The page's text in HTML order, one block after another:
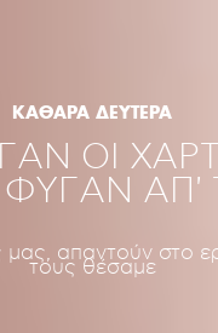
ΚΑΘΑΡΑ ΔΕΥΤΕΡΑ
ΟΙ
ΑΠ'
μας, απαντούν στο
τους θέσαμε